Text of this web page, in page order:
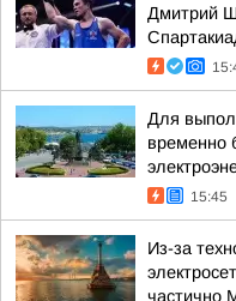
Дмитрий
Для
временно
15:45
Из-за
частично